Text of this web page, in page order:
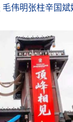
伟明张柱辛国